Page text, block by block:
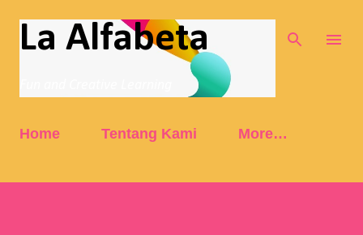
Skip to main content
La Alfabeta
Home Tentang Kami More…